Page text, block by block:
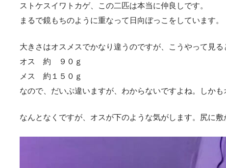
ストケスイワトカゲ、この二匹は本当に仲良しです。
まるで鏡もちのように重なって日向ぼっこをしています。
大きさはオスメスでかなり違うのですが、こうやって見る
オス 約 ９０ｇ
メス 約１５０ｇ
なので、だいぶ違いますが、わからないですよね。しか
なんとなくですが、オスが下のような気がします。尻に敷